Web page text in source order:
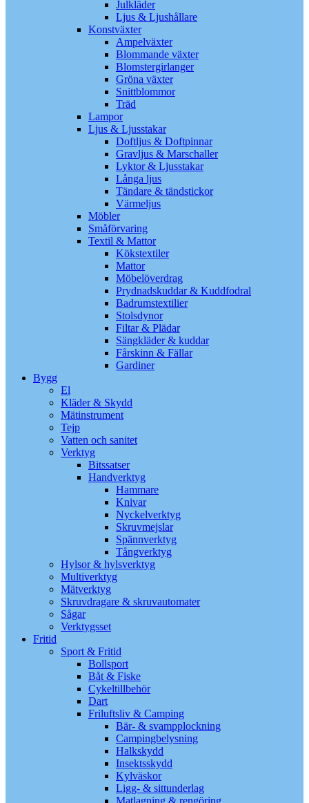
Julkläder
Ljus & Ljushållare
Konstväxter
Ampelväxter
Blommande växter
Blomstergirlanger
Gröna växter
Snittblommor
Träd
Lampor
Ljus & Ljusstakar
Doftljus & Doftpinnar
Gravljus & Marschaller
Lyktor & Ljusstakar
Långa ljus
Tändare & tändstickor
Värmeljus
Möbler
Småförvaring
Textil & Mattor
Kökstextiler
Mattor
Möbelöverdrag
Prydnadskuddar & Kuddfodral
Badrumstextilier
Stolsdynor
Filtar & Plädar
Sängkläder & kuddar
Fårskinn & Fällar
Gardiner
Bygg
El
Kläder & Skydd
Mätinstrument
Tejp
Vatten och sanitet
Verktyg
Bitssatser
Handverktyg
Hammare
Knivar
Nyckelverktyg
Skruvmejslar
Spännverktyg
Tångverktyg
Hylsor & hylsverktyg
Multiverktyg
Mätverktyg
Skruvdragare & skruvautomater
Sågar
Verktygsset
Fritid
Sport & Fritid
Bollsport
Båt & Fiske
Cykeltillbehör
Dart
Friluftsliv & Camping
Bär- & svampplockning
Campingbelysning
Halkskydd
Insektsskydd
Kylväskor
Ligg- & sittunderlag
Matlagning & rengöring